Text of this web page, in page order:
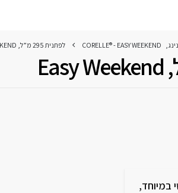
,
CORELLE® - EASY WEEKEND לפתנית 295 מ”ל, EASY WEEKEND
במיוחד,